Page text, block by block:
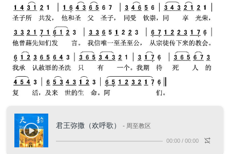
君王弥撒（欢呼歌） - 周至教区
00:00 / 00:00